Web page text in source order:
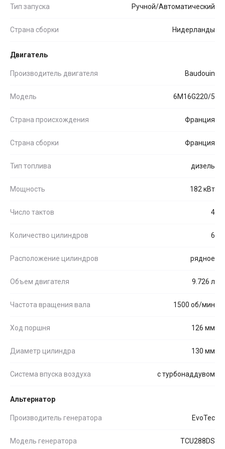
Тип запуска Ручной/Автоматический
Страна сборки Нидерланды
Двигатель
Производитель двигателя Baudouin
Модель 6M16G220/5
Страна происхождения Франция
Страна сборки Франция
Тип топлива дизель
Мощность 182 кВт
Число тактов 4
Количество цилиндров 6
Расположение цилиндров рядное
Объем двигателя 9.726 л
Частота вращения вала 1500 об/мин
Ход поршня 126 мм
Диаметр цилиндра 130 мм
Система впуска воздуха с турбонаддувом
Альтернатор
Производитель генератора EvoTec
Модель генератора TCU288DS